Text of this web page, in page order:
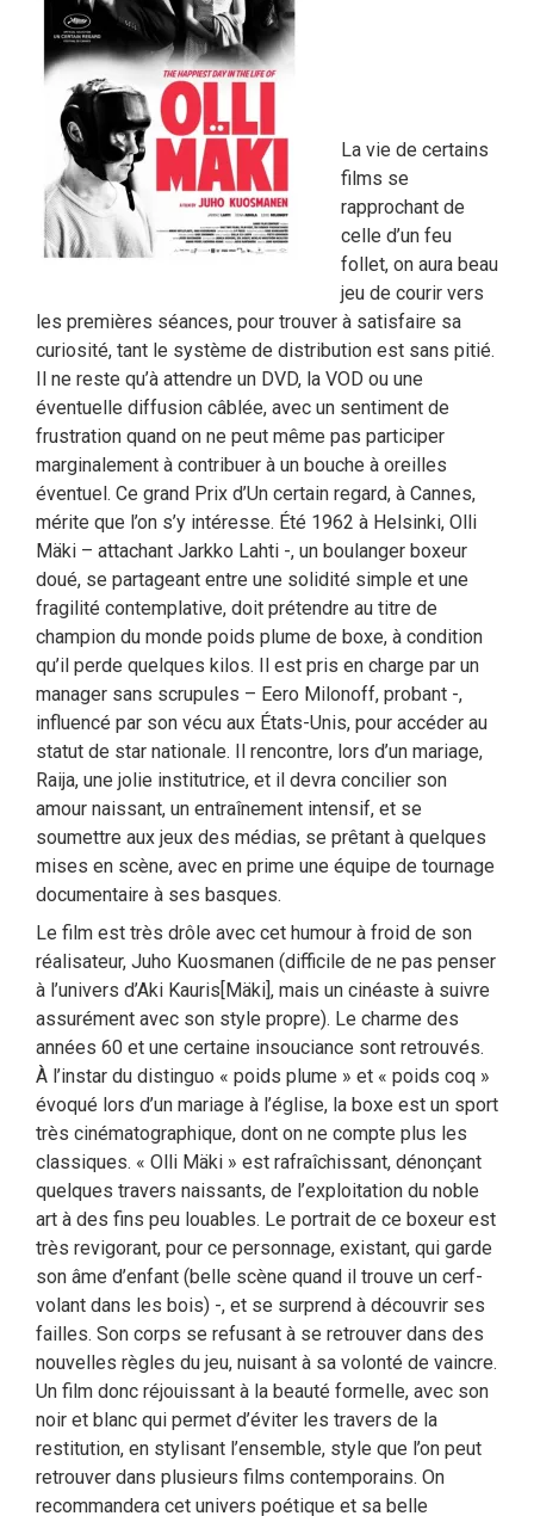
La vie de certains
films se
rapprochant de
celle d’un feu
follet, on aura beau
jeu de courir vers
les premières séances, pour trouver à satisfaire sa
curiosité, tant le système de distribution est sans pitié.
Il ne reste qu’à attendre un DVD, la VOD ou une
éventuelle diffusion câblée, avec un sentiment de
frustration quand on ne peut même pas participer
marginalement à contribuer à un bouche à oreilles
éventuel. Ce grand Prix d’Un certain regard, à Cannes,
mérite que l’on s’y intéresse. Été 1962 à Helsinki, Olli
Mäki – attachant Jarkko Lahti -, un boulanger boxeur
doué, se partageant entre une solidité simple et une
fragilité contemplative, doit prétendre au titre de
champion du monde poids plume de boxe, à condition
qu’il perde quelques kilos. Il est pris en charge par un
manager sans scrupules – Eero Milonoff, probant -,
influencé par son vécu aux États-Unis, pour accéder au
statut de star nationale. Il rencontre, lors d’un mariage,
Raija, une jolie institutrice, et il devra concilier son
amour naissant, un entraînement intensif, et se
soumettre aux jeux des médias, se prêtant à quelques
mises en scène, avec en prime une équipe de tournage
documentaire à ses basques.
Le film est très drôle avec cet humour à froid de son
réalisateur, Juho Kuosmanen (difficile de ne pas penser
à l’univers d’Aki Kauris[Mäki], mais un cinéaste à suivre
assurément avec son style propre). Le charme des
années 60 et une certaine insouciance sont retrouvés.
À l’instar du distinguo « poids plume » et « poids coq »
évoqué lors d’un mariage à l’église, la boxe est un sport
très cinématographique, dont on ne compte plus les
classiques. « Olli Mäki » est rafraîchissant, dénonçant
quelques travers naissants, de l’exploitation du noble
art à des fins peu louables. Le portrait de ce boxeur est
très revigorant, pour ce personnage, existant, qui garde
son âme d’enfant (belle scène quand il trouve un cerf-
volant dans les bois) -, et se surprend à découvrir ses
failles. Son corps se refusant à se retrouver dans des
nouvelles règles du jeu, nuisant à sa volonté de vaincre.
Un film donc réjouissant à la beauté formelle, avec son
noir et blanc qui permet d’éviter les travers de la
restitution, en stylisant l’ensemble, style que l’on peut
retrouver dans plusieurs films contemporains. On
recommandera cet univers poétique et sa belle